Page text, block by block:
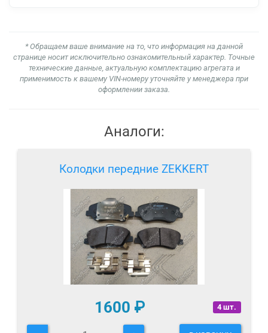
* Обращаем ваше внимание на то, что информация на данной
странице носит исключительно ознакомительный характер. Точные
технические данные, актуальную комплектацию агрегата и
применимость к вашему VIN-номеру уточняйте у менеджера при
оформлении заказа.
Аналоги:
Колодки передние ZEKKERT
4 шт.
1600 ₽